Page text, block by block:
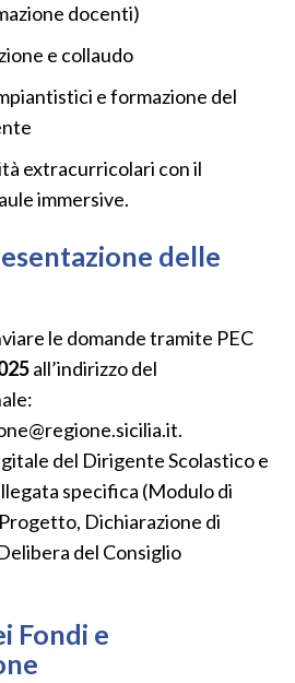
docenti)
e collaudo
e formazione del
extracurricolari con il
immersive.
delle
le domande tramite PEC
all’indirizzo del
del Dirigente Scolastico e
specifica (Modulo di
Dichiarazione di
del Consiglio
Fondi e